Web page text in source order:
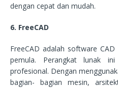
dengan cepat dan mudah.
6. FreeCAD
FreeCAD adalah software
pemula. Perangkat lunak
profesional. Dengan
bagian- bagian mesin,